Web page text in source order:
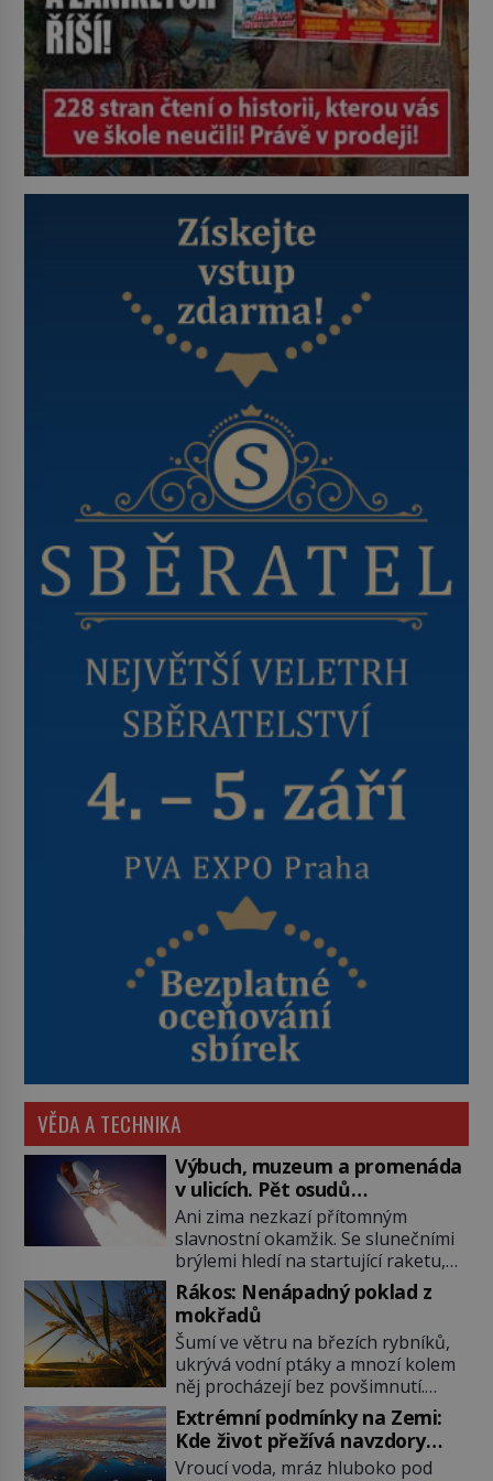
VĚDA A TECHNIKA
Výbuch, muzeum a promenáda
v ulicích. Pět osudů
nejslavnějších raketoplánů
Ani zima nezkazí přítomným
slavnostní okamžik. Se slunečními
brýlemi hledí na startující raketu,
která má do vesmíru vynést kromě
posádky také obyčejnou učitelku.
Po několika sekundách všem
ztuhnou úsměvy, stroj totiž
exploduje. Jejich konstrukce není
z levného kraje, daňové poplatníky
stojí miliardy dolarů. Na druhou
stranu zvládnou jen představitelné
věci. Na malé kousky Název:
Rákos: Nenápadný poklad z
mokřadů
Šumí ve větru na březích rybníků,
ukrývá vodní ptáky a mnozí kolem
něj procházejí bez povšimnutí.
Přesto právě rákos pomáhal stavět
domy, vyrábět lodě, zapisovat první
texty a inspiroval řadu pověstí.
Tato skromná, ale užitečná
Extrémní podmínky na Zemi:
Kde život přežívá navzdory
všemu
Vroucí voda, mráz hluboko pod